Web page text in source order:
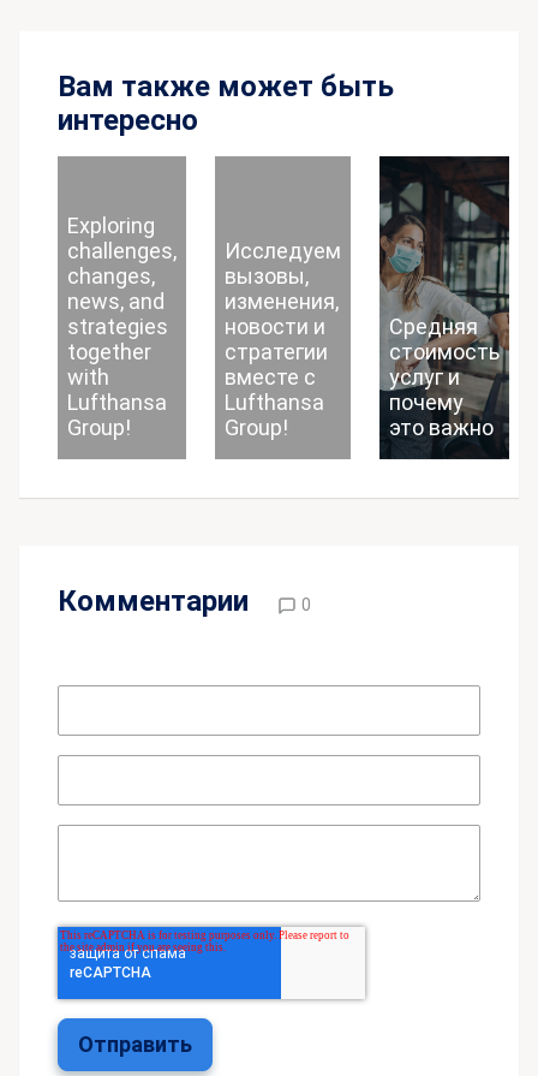
Вам также может быть
интересно
Exploring
challenges,
changes,
news, and
strategies
together
with
Lufthansa
Group!
Исследуем
вызовы,
изменения,
новости и
стратегии
вместе с
Lufthansa
Group!
Средняя
стоимость
услуг и
почему
это важно
Комментарии 0